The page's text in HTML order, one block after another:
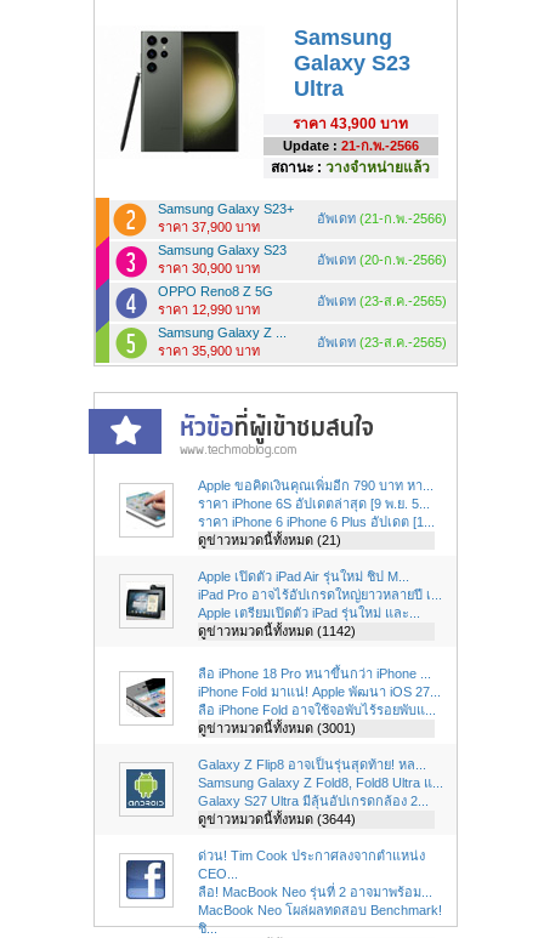
Samsung
Galaxy S23
Ultra
ราคา 43,900 บาท
Update : 21-ก.พ.-2566
สถานะ : วางจำหน่ายแล้ว
Samsung Galaxy S23+
ราคา 37,900 บาท
อัพเดท (21-ก.พ.-2566)
Samsung Galaxy S23
ราคา 30,900 บาท
อัพเดท (20-ก.พ.-2566)
OPPO Reno8 Z 5G
ราคา 12,990 บาท
อัพเดท (23-ส.ค.-2565)
Samsung Galaxy Z ...
ราคา 35,900 บาท
อัพเดท (23-ส.ค.-2565)
Apple ขอคิดเงินคุณเพิ่มอีก 790 บาท หา...
ราคา iPhone 6S อัปเดตล่าสุด [9 พ.ย. 5...
ราคา iPhone 6 iPhone 6 Plus อัปเดต [1...
ดูข่าวหมวดนี้ทั้งหมด (21)
Apple เปิดตัว iPad Air รุ่นใหม่ ชิป M...
iPad Pro อาจไร้อัปเกรดใหญ่ยาวหลายปี เ...
Apple เตรียมเปิดตัว iPad รุ่นใหม่ และ...
ดูข่าวหมวดนี้ทั้งหมด (1142)
ลือ iPhone 18 Pro หนาขึ้นกว่า iPhone ...
iPhone Fold มาแน่! Apple พัฒนา iOS 27...
ลือ iPhone Fold อาจใช้จอพับไร้รอยพับแ...
ดูข่าวหมวดนี้ทั้งหมด (3001)
Galaxy Z Flip8 อาจเป็นรุ่นสุดท้าย! หล...
Samsung Galaxy Z Fold8, Fold8 Ultra แ...
Galaxy S27 Ultra มีลุ้นอัปเกรดกล้อง 2...
ดูข่าวหมวดนี้ทั้งหมด (3644)
ด่วน! Tim Cook ประกาศลงจากตำแหน่ง
CEO...
ลือ! MacBook Neo รุ่นที่ 2 อาจมาพร้อม...
MacBook Neo โผล่ผลทดสอบ Benchmark!
ชิ...